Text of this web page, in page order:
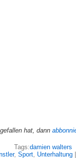
hat, dann
Tags:damien walters
, Sport, Unterhaltung